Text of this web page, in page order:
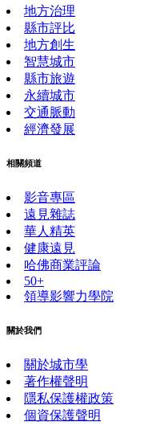
地方治理
縣市評比
地方創生
智慧城市
縣市旅遊
永續城市
交通脈動
經濟發展
相關頻道
影音專區
遠見雜誌
華人精英
健康遠見
哈佛商業評論
50+
領導影響力學院
關於我們
關於城市學
著作權聲明
隱私保護權政策
個資保護聲明